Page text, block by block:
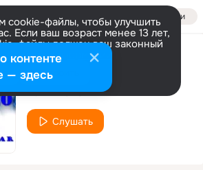
Войти
cookie-файлы, чтобы улучшить
Если ваш возраст менее 13 лет,
файлы должен ваш законный
Больше информации
Настроить
Gözelsen
DJ ADILGEO
Слушать
контенте
— здесь